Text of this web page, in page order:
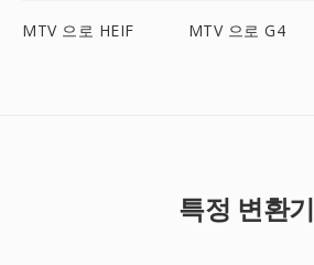
MTV 으로 HEIF MTV 으로 G4
특정 변환기